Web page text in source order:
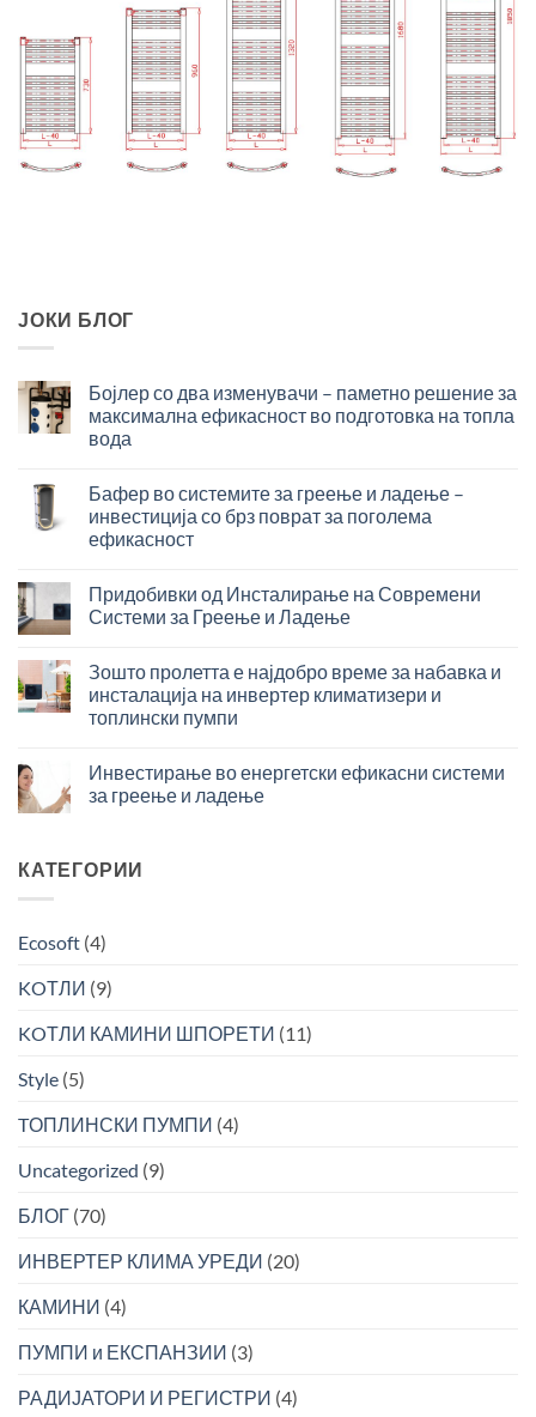
ЈОКИ БЛОГ
Бојлер со два изменувачи – паметно решение за
максимална ефикасност во подготовка на топла
вода
со
изменувачи
–
решение
за
максимална
во
подготовка
Бафер во системите за греење и ладење –
инвестиција со брз поврат за поголема
ефикасност
во
системите
за
и
ладење
инвестиција
брз
поврат
Придобивки од Инсталирање на Современи
Системи за Греење и Ладење
од
Инсталирање
на
Современи
за
и
Зошто пролетта е најдобро време за набавка и
инсталација на инвертер климатизери и
топлински пумпи
пролетта
најдобро
набавка
инвертер
и
пумпи
Инвестирање во енергетски ефикасни системи
за греење и ладење
енергетски
греење
ладење
КАТЕГОРИИ
Ecosoft (4)
KOТЛИ (9)
KOТЛИ КАМИНИ ШПОРЕТИ (11)
Style (5)
TОПЛИНСКИ ПУМПИ (4)
Uncategorized (9)
БЛОГ (70)
ИНВЕРТЕР КЛИМА УРЕДИ (20)
КАМИНИ (4)
ПУМПИ и ЕКСПАНЗИИ (3)
РАДИЈАТОРИ И РЕГИСТРИ (4)